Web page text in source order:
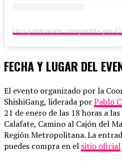
FECHA Y LUGAR DEL
El evento organizado por la
ShishiGang, liderada porPablo
21 de enero de las 18 horas a
Calafate, Camino al Cajón del
Región Metropolitana. La
puedes compra en el sitio oficial